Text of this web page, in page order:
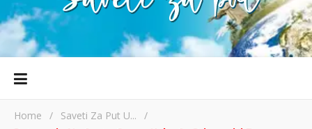
Home / Saveti Za Put U...
/